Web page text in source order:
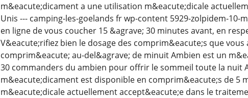
m&eacute;dicament a une utilisation m&eacute;dicale
Unis --- camping-les-goelands fr wp-content 5929-zolpidem-
en ligne de vous coucher 15 &agrave; 30 minutes avant, en
V&eacute;rifiez bien le dosage des comprim&eacute;s que
comprim&eacute; au-del&agrave; de minuit Ambien est un
30 commanders du ambien pour offrir le sommeil toute la nuit
m&eacute;dicament est disponible en comprim&eacute;s de 5
m&eacute;dicale actuellement accept&eacute;e dans le